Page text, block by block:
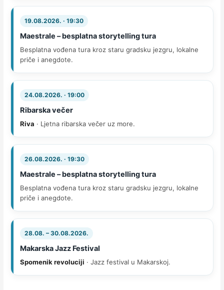
19.08.2026. · 19:30
Maestrale – besplatna storytelling tura
Besplatna vođena tura kroz staru gradsku jezgru, lokalne
priče i anegdote.
24.08.2026. · 19:00
Ribarska večer
Riva · Ljetna ribarska večer uz more.
26.08.2026. · 19:30
Maestrale – besplatna storytelling tura
Besplatna vođena tura kroz staru gradsku jezgru, lokalne
priče i anegdote.
28.08. – 30.08.2026.
Makarska Jazz Festival
Spomenik revoluciji · Jazz festival u Makarskoj.